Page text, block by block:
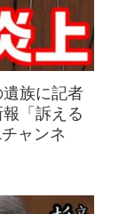
遺族に記者
「訴える
ャンネ